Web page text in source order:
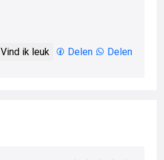
Vind ik leuk Delen Delen